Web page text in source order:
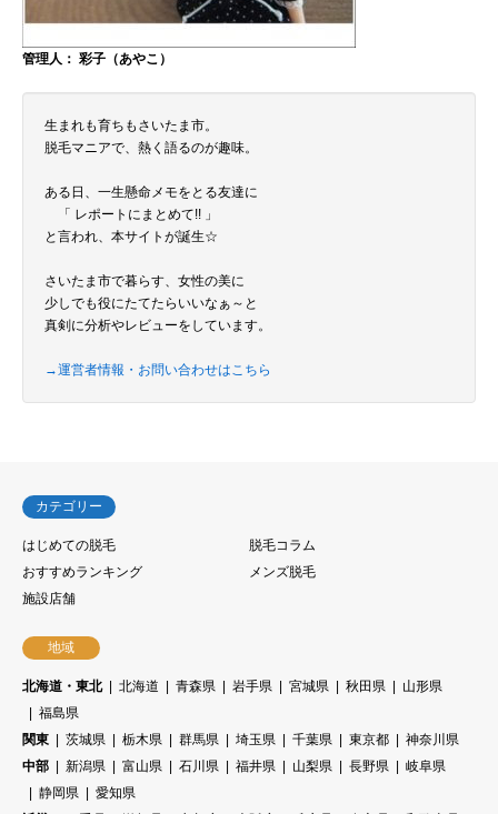
管理人： 彩子（あやこ）
生まれも育ちもさいたま市。
脱毛マニアで、熱く語るのが趣味。
ある日、一生懸命メモをとる友達に
「 レポートにまとめて!! 」
と言われ、本サイトが誕生☆
さいたま市で暮らす、女性の美に
少しでも役にたてたらいいなぁ～と
真剣に分析やレビューをしています。
→運営者情報・お問い合わせはこちら
カテゴリー
はじめての脱毛
脱毛コラム
おすすめランキング
メンズ脱毛
施設店舗
地域
北海道・東北 北海道 青森県 岩手県 宮城県 秋田県
山形県
福島県
関東
茨城県 栃木県 群馬県 埼玉県 千葉県 東京都
神奈川県
中部
新潟県 富山県 石川県 福井県 山梨県 長野県
岐阜県
静岡県
愛知県